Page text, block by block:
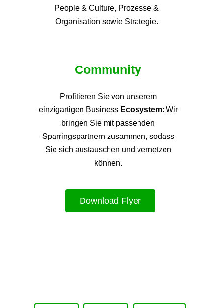
People & Culture, Prozesse &
Organisation sowie Strategie.
Community
Profitieren Sie von unserem
einzigartigen Business Ecosystem: Wir
bringen Sie mit passenden
Sparringspartnern zusammen, sodass
Sie sich austauschen und vernetzen
können.
Download Flyer